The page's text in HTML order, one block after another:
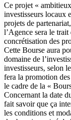
Ce projet «
investisseurs locaux
projets de
l’Agence sera le
concrétisation des
Cette Bourse aura
domaine de
investisseurs, selon
fera la promotion
le cadre de la «
Concernant la date
fait savoir que ça
les conditions et